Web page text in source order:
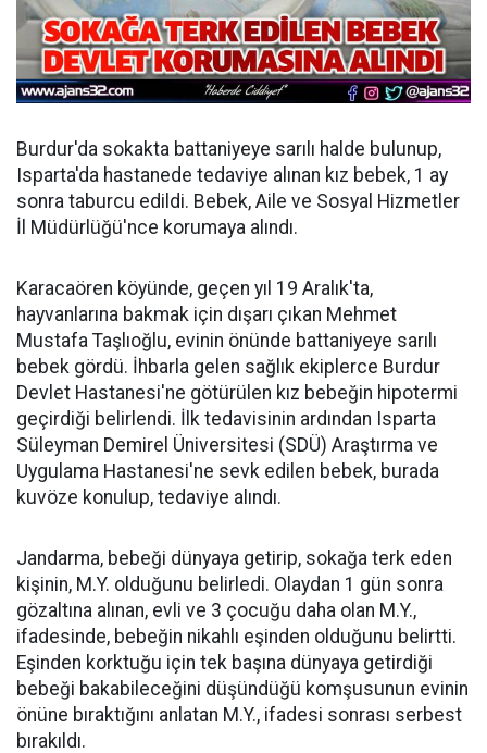
Burdur'da sokakta battaniyeye sarılı halde bulunup,
Isparta'da hastanede tedaviye alınan kız bebek, 1 ay
sonra taburcu edildi. Bebek, Aile ve Sosyal Hizmetler
İl Müdürlüğü'nce korumaya alındı.
Karacaören köyünde, geçen yıl 19 Aralık'ta,
hayvanlarına bakmak için dışarı çıkan Mehmet
Mustafa Taşlıoğlu, evinin önünde battaniyeye sarılı
bebek gördü. İhbarla gelen sağlık ekiplerce Burdur
Devlet Hastanesi'ne götürülen kız bebeğin hipotermi
geçirdiği belirlendi. İlk tedavisinin ardından Isparta
Süleyman Demirel Üniversitesi (SDÜ) Araştırma ve
Uygulama Hastanesi'ne sevk edilen bebek, burada
kuvöze konulup, tedaviye alındı.
Jandarma, bebeği dünyaya getirip, sokağa terk eden
kişinin, M.Y. olduğunu belirledi. Olaydan 1 gün sonra
gözaltına alınan, evli ve 3 çocuğu daha olan M.Y.,
ifadesinde, bebeğin nikahlı eşinden olduğunu belirtti.
Eşinden korktuğu için tek başına dünyaya getirdiği
bebeği bakabileceğini düşündüğü komşusunun evinin
önüne bıraktığını anlatan M.Y., ifadesi sonrası serbest
bırakıldı.